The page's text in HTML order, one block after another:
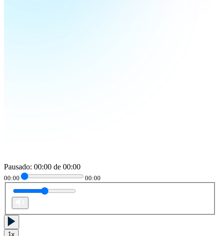
Pausado: 00:00 de 00:00
00:00 00:00
1x